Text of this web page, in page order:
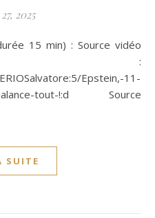
2025
:
Epstein,-11-
balance-tout-!:d Source
SUITE